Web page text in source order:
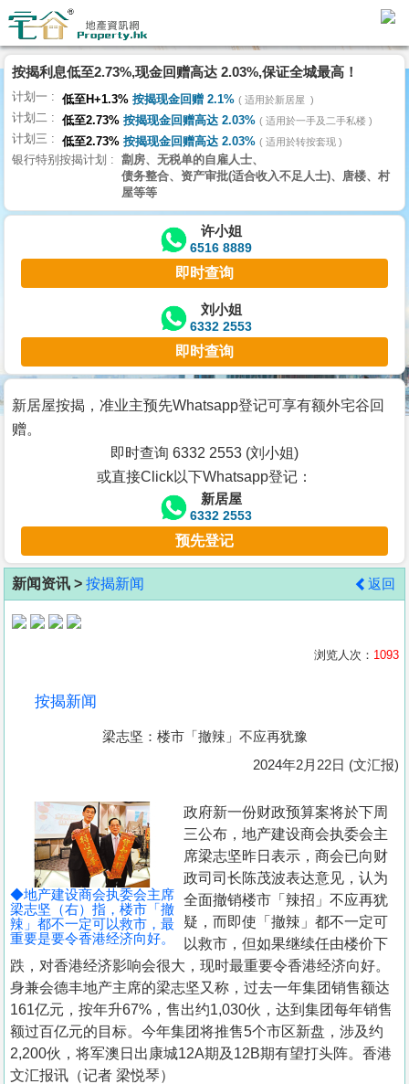
理
主
页
搵
楼/
交
业
主
宅
谷
按
客
地
产
册
关
於
我
们
按揭利息低至2.73%,现金回赠高达 2.03%,保证全城最高！
计划一 低至H+1.3% 按揭现金回赠 2.1% 适用於新居屋
计划二 低至2.73% 按揭现金回赠高达 2.03% 适用於一手及二手私楼
计划三 低至2.73% 按揭现金回赠高达 2.03% 适用於转按套现
银行特别按揭计划
劏房、无税单的自雇人士、
债务整合、资产审批(适合收入不足人士)、唐楼、村
屋等等
许小姐
6516 8889
即时查询
刘小姐
6332 2553
即时查询
新居屋按揭，准业主预先Whatsapp登记可享有额外宅谷回
赠。
即时查询 6332 2553 (刘小姐)
或直接Click以下Whatsapp登记：
新居屋
6332 2553
预先登记
新闻资讯 > 按揭新闻 返回
浏览人次： 1093
按揭新闻
梁志坚：楼市「撤辣」不应再犹豫
2024年2月22日 (文汇报)
◆地产建设商会执委会主席
梁志坚（右）指，楼市「撤
辣」都不一定可以救市，最
重要是要令香港经济向好。
政府新一份财政预算案将於下周
三公布，地产建设商会执委会主
席梁志坚昨日表示，商会已向财
政司司长陈茂波表达意见，认为
全面撤销楼市「辣招」不应再犹
疑，而即使「撤辣」都不一定可
以救市，但如果继续任由楼价下
跌，对香港经济影响会很大，现时最重要令香港经济向好。
身兼会德丰地产主席的梁志坚又称，过去一年集团销售额达
161亿元，按年升67%，售出约1,030伙，达到集团每年销售
额过百亿元的目标。今年集团将推售5个市区新盘，涉及约
2,200伙，将军澳日出康城12A期及12B期有望打头阵。香港
文汇报讯（记者 梁悦琴）